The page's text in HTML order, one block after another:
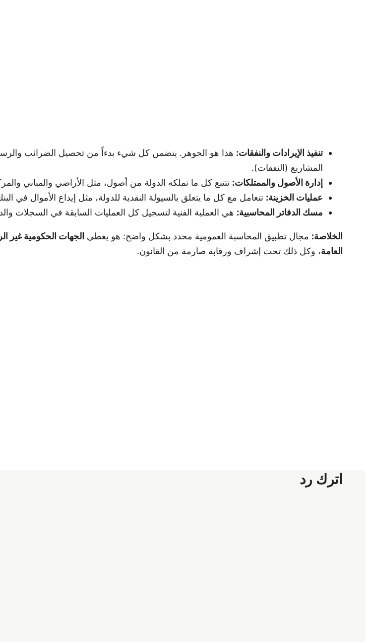
تنفيذ الإيرادات والنفقات: هذا هو الجوهر. يتضمن كل شيء بدءاً من تحصيل الضرائب
المشاريع (النفقات).
إدارة الأصول والممتلكات: تتتبع كل ما تملكه الدولة من أصول، مثل الأراضي والمباني
عمليات الخزينة: تتعامل مع كل ما يتعلق بالسيولة النقدية للدولة، مثل إيداع الأموال في
مسك الدفاتر المحاسبية: هي العملية الفنية لتسجيل كل العمليات السابقة في السجلات
الخلاصة: مجال تطبيق المحاسبة العمومية محدد بشكل واضح: هو يغطي الجهات الحكومية غير
العامة، وكل ذلك تحت إشراف ورقابة صارمة من القانون.
اترك رد